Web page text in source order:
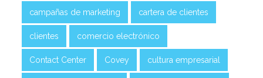
campañas de marketing cartera de clientes
clientes comercio electrónico
Contact Center Covey cultura empresarial